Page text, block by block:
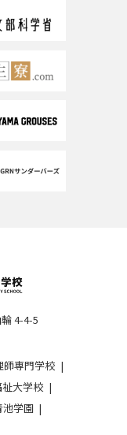
4-4-5
師専門学校
大学校
学園